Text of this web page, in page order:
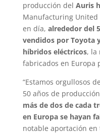
producción del Auris
Manufacturing United
en día, alrededor del
vendidos por Toyota
híbridos eléctricos, la
fabricados en Europa
“Estamos orgullosos
50 años de
más de dos de cada
en Europa se hayan
notable aportación